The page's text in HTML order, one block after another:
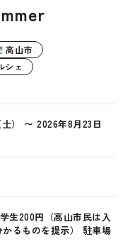
高山市
シェ
） 〜 2026年8月23日
生200円（高山市民は入
るものを提示） 駐車場